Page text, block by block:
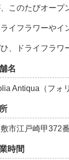
このたびオープ
ライフラワーやイ
、ドライフラワ
名
Antiqua（フォ
市江戸崎甲372
時間